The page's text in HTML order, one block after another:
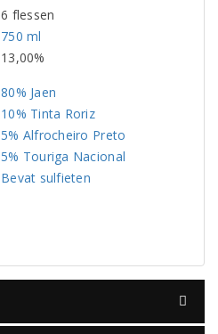
6 flessen
750 ml
13,00%
80% Jaen
10% Tinta Roriz
5% Alfrocheiro Preto
5% Touriga Nacional
Bevat sulfieten